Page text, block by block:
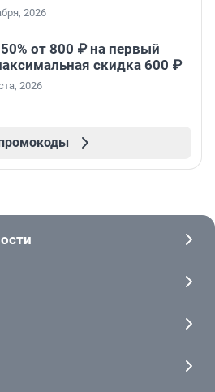
2026
от 800 ₽ на первый
скидка 600 ₽
2026